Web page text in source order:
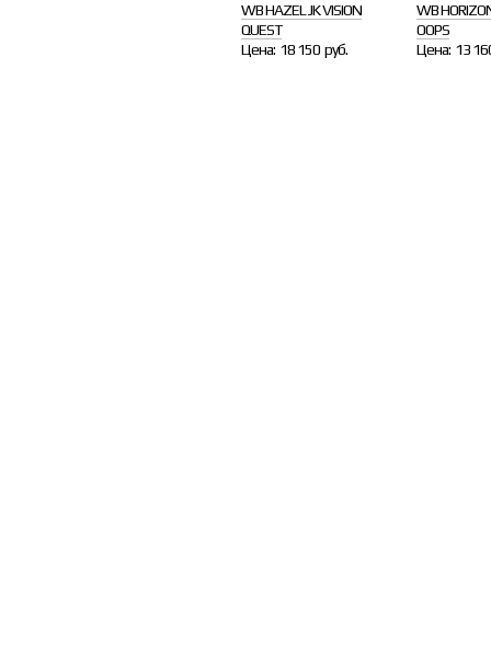
WB HAZEL JK VISION
QUEST
Цена: 18 150 руб.
WB
OOPS
Цена: 13